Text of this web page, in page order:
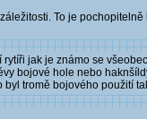
To je
jak je známo se
bojové hole nebo
tromě bojového použití